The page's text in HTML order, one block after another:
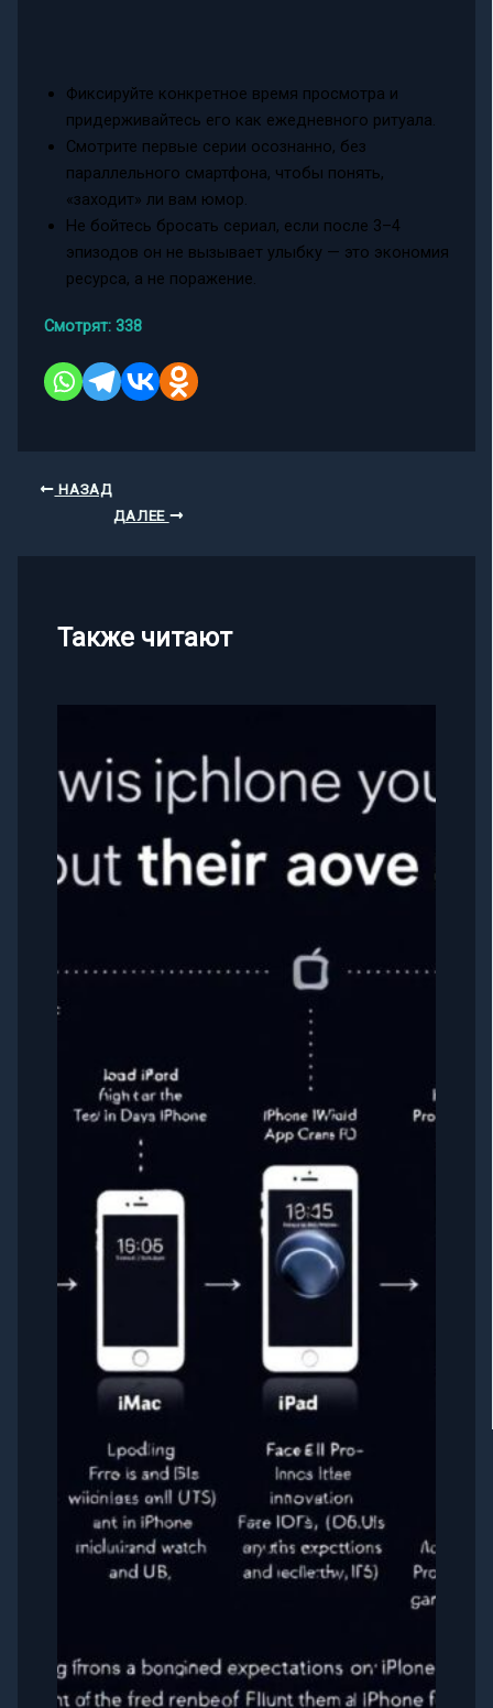
Фиксируйте конкретное время просмотра и
придерживайтесь его как ежедневного ритуала.
Смотрите первые серии осознанно, без
параллельного смартфона, чтобы понять,
«заходит» ли вам юмор.
Не бойтесь бросать сериал, если после 3–4
эпизодов он не вызывает улыбку — это экономия
ресурса, а не поражение.
Смотрят: 338
НАЗАД
ДАЛЕЕ
Также читают